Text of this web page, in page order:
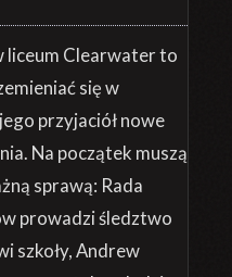
liceum Clearwater to
się w
przyjaciół nowe
Na początek muszą
sprawą: Rada
prowadzi śledztwo
szkoły, Andrew